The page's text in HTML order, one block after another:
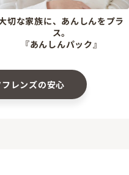
切な家族に、あんしんをプラ
ス。
『あんしんパック』
レンズの安心